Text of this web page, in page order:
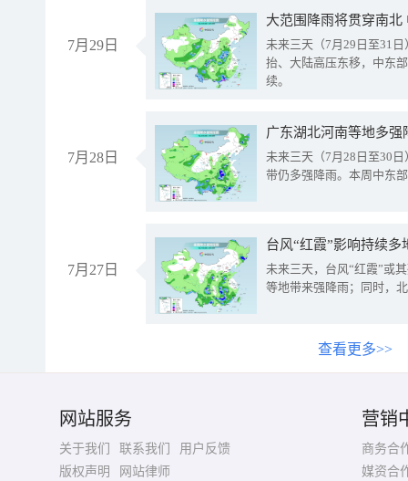
7月29日
大范围降雨将贯穿南
未来三天（7月29日至31
抬、大陆高压东移，中东
续。
7月28日
广东湖北河南等地多
未来三天（7月28日至30
带仍多强降雨。本周中东
7月27日
台风“红霞”影响持续
未来三天，台风“红霞”或
等地带来强降雨；同时，
查看更多>>
网站服务
关于我们 联系我们
用户反馈
版权声明
网站律师
营销
商务合
媒资合